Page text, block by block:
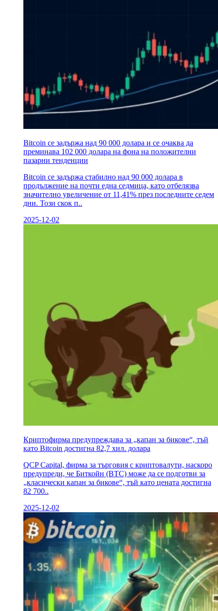
Bitcoin се задържа над 90 000 долара и се очаква да
преминава 102 000 долара на фона на положителни
пазарни тенденции
Bitcoin се задържа стабилно над 90 000 долара в
продължение на почти една седмица, като отбелязва
значително увеличение от 11,41% през последните седем
дни. Този скок п..
2025-12-02
Криптофирма предупреждава за „капан за бикове“, тъй
като Bitcoin достигна 82,7 хил. долара
QCP Capital, фирма за търговия с криптовалути, наскоро
предупреди, че Биткойн (BTC) може да се подготви за
„класически капан за бикове“, тъй като цената достигна
82 700..
2025-12-02